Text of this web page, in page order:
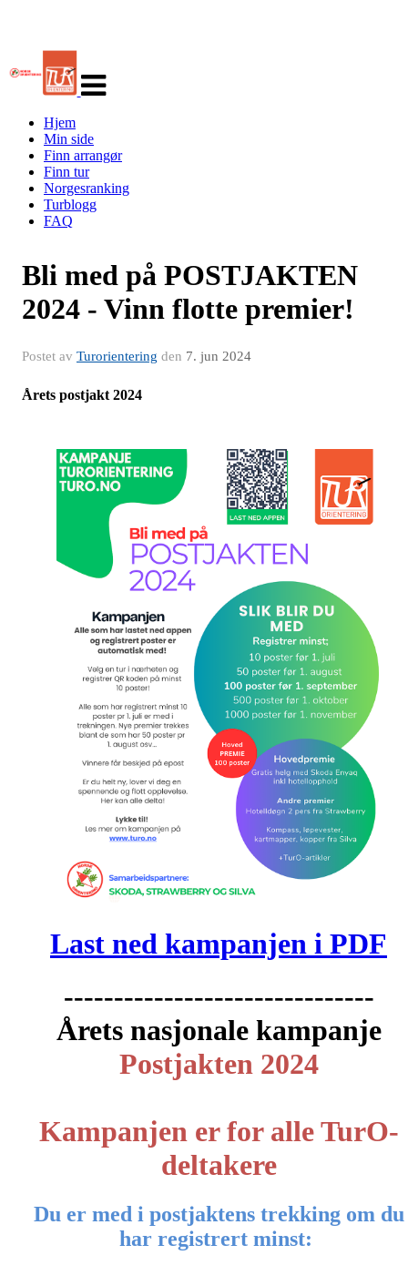
navigasjon
Hjem
Min side
Finn arrangør
Finn tur
Norgesranking
Turblogg
FAQ
Bli med på POSTJAKTEN
2024 - Vinn flotte premier!
Postet av Turorientering den 7. jun 2024
Årets postjakt 2024
Last ned kampanjen i PDF
-------------------------------
Årets nasjonale kampanje
Postjakten 2024
Kampanjen er for alle TurO-
deltakere
Du er med i postjaktens trekking om du
har registrert minst: